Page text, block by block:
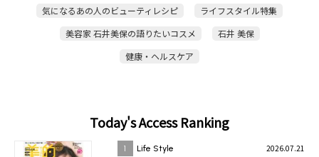
気になるあの人のビューティレシピ
ライフスタイル特集
美容家 石井美保の語りたいコスメ
石井 美保
健康・ヘルスケア
Today's Access Ranking
1 Life Style 2026.07.21